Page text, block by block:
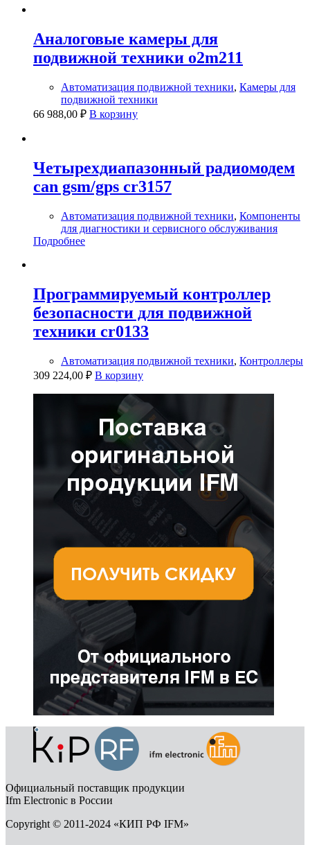
Аналоговые камеры для
подвижной техники o2m211
Автоматизация подвижной техники, Камеры для
подвижной техники
66 988,00 ₽ В корзину
Четырехдиапазонный радиомодем
can gsm/gps cr3157
Автоматизация подвижной техники, Компоненты
для диагностики и сервисного обслуживания
Подробнее
Программируемый контроллер
безопасности для подвижной
техники cr0133
Автоматизация подвижной техники, Контроллеры
309 224,00 ₽ В корзину
Официальный поставщик продукции
Ifm Electronic в России
Copyright © 2011-2024 «КИП РФ IFM»